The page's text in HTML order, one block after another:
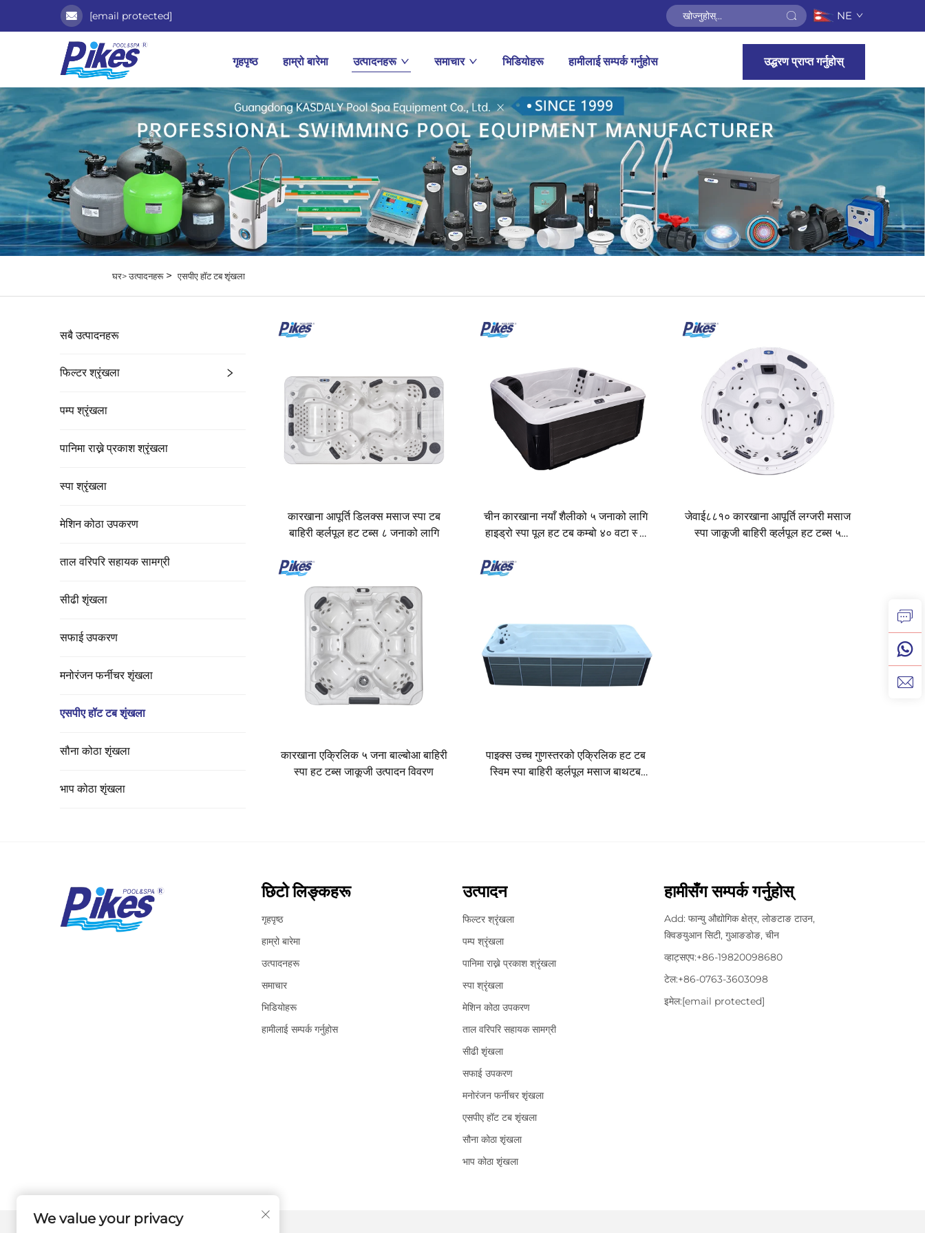
[email protected] NE
गृहपृष्ठ हाम्रो बारेमा उत्पादनहरू समाचार भिडियोहरू हामीलाई सम्पर्क गर्नुहोस उद्धरण प्राप्त गर्नुहोस्
घर>उत्पादनहरू>एसपीए हॉट टब शृंखला
सबै उत्पादनहरू
फिल्टर श्रृंखला
पम्प श्रृंखला
पानिमा राख्ने प्रकाश श्रृंखला
स्पा श्रृंखला
मेशिन कोठा उपकरण
ताल वरिपरि सहायक सामग्री
सीढी शृंखला
सफाई उपकरण
मनोरंजन फर्नीचर शृंखला
एसपीए हॉट टब शृंखला
सौना कोठा शृंखला
भाप कोठा शृंखला
कारखाना आपूर्ति डिलक्स मसाज स्पा टब
बाहिरी व्हर्लपूल हट टब्स ८ जनाको लागि
चीन कारखाना नयाँ शैलीको ५ जनाको लागि
हाइड्रो स्पा पूल हट टब कम्बो ४० वटा स्पा
जेवाई८८१० कारखाना आपूर्ति लग्जरी मसाज
स्पा जाकूजी बाहिरी व्हर्लपूल हट टब्स ५
कारखाना एक्रिलिक ५ जना बाल्बोआ बाहिरी
स्पा हट टब्स जाकूजी उत्पादन विवरण
पाइक्स उच्च गुणस्तरको एक्रिलिक हट टब
स्विम स्पा बाहिरी व्हर्लपूल मसाज बाथटब
छिटो लिङ्कहरू
गृहपृष्ठ
हाम्रो बारेमा
उत्पादनहरू
समाचार
भिडियोहरू
हामीलाई सम्पर्क गर्नुहोस
उत्पादन
फिल्टर श्रृंखला
पम्प श्रृंखला
पानिमा राख्ने प्रकाश श्रृंखला
स्पा श्रृंखला
मेशिन कोठा उपकरण
ताल वरिपरि सहायक सामग्री
सीढी शृंखला
सफाई उपकरण
मनोरंजन फर्नीचर शृंखला
एसपीए हॉट टब शृंखला
सौना कोठा शृंखला
भाप कोठा शृंखला
हामीसँग सम्पर्क गर्नुहोस्
Add: फान्यु औद्योगिक क्षेत्र, लोङटाङ टाउन,
क्विङयुआन सिटी, गुआङडोङ, चीन
व्हाट्सएप:+86-19820098680
टेल:+86-0763-3603098
इमेल:[email protected]
We value your privacy